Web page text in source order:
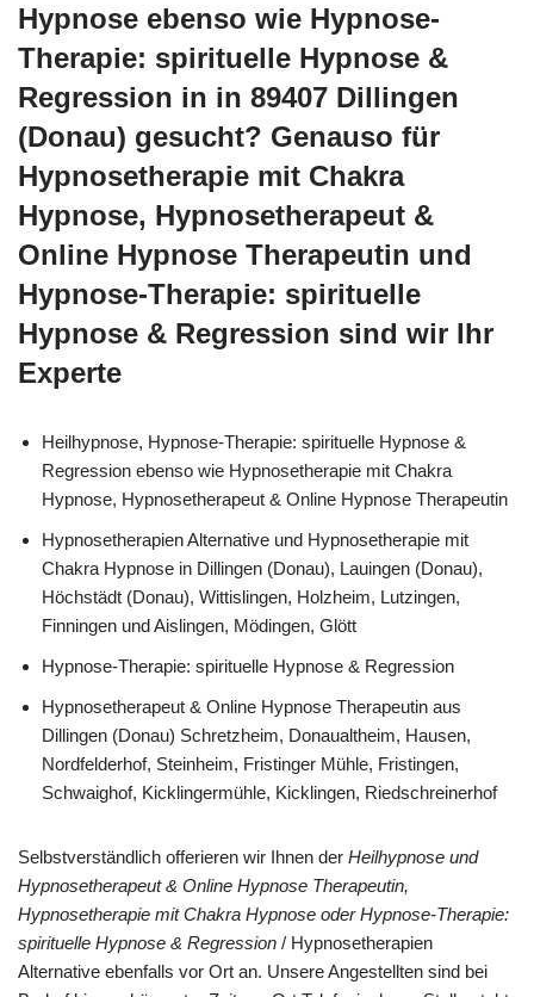
Hypnose ebenso wie Hypnose-
Therapie: spirituelle Hypnose &
Regression in in 89407 Dillingen
(Donau) gesucht? Genauso für
Hypnosetherapie mit Chakra
Hypnose, Hypnosetherapeut &
Online Hypnose Therapeutin und
Hypnose-Therapie: spirituelle
Hypnose & Regression sind wir Ihr
Experte
Heilhypnose, Hypnose-Therapie: spirituelle Hypnose &
Regression ebenso wie Hypnosetherapie mit Chakra
Hypnose, Hypnosetherapeut & Online Hypnose Therapeutin
Hypnosetherapien Alternative und Hypnosetherapie mit
Chakra Hypnose in Dillingen (Donau), Lauingen (Donau),
Höchstädt (Donau), Wittislingen, Holzheim, Lutzingen,
Finningen und Aislingen, Mödingen, Glött
Hypnose-Therapie: spirituelle Hypnose & Regression
Hypnosetherapeut & Online Hypnose Therapeutin aus
Dillingen (Donau) Schretzheim, Donaualtheim, Hausen,
Nordfelderhof, Steinheim, Fristinger Mühle, Fristingen,
Schwaighof, Kicklingermühle, Kicklingen, Riedschreinerhof
Selbstverständlich offerieren wir Ihnen der Heilhypnose und
Hypnosetherapeut & Online Hypnose Therapeutin,
Hypnosetherapie mit Chakra Hypnose oder Hypnose-Therapie:
spirituelle Hypnose & Regression / Hypnosetherapien
Alternative ebenfalls vor Ort an. Unsere Angestellten sind bei